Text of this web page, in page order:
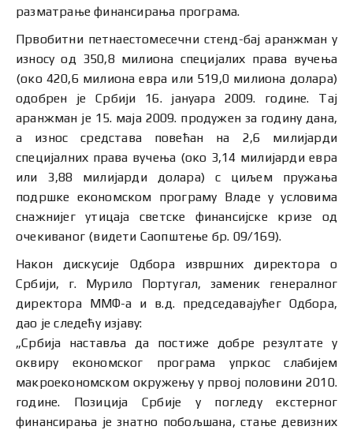
разматрање финансирања програма.
Првобитни петнаестомесечни стенд-бај аранжман у
износу од 350,8 милиона специјалих права вучења
(око 420,6 милиона евра или 519,0 милиона долара)
одобрен је Србији 16. јануара 2009. године. Тај
аранжман је 15. маја 2009. продужен за годину дана,
а износ средстава повећан на 2,6 милијарди
специјалних права вучења (око 3,14 милијарди евра
или 3,88 милијарди долара) с циљем пружања
подршке економском програму Владе у условима
снажнијег утицаја светске финансијске кризе од
очекиваног (видети Саопштење бр. 09/169).
Након дискусије Одбора извршних директора о
Србији, г. Мурило Португал, заменик генералног
директора ММФ-а и в.д. председавајућег Одбора,
дао је следећу изјаву:
„Србија наставља да постиже добре резултате у
оквиру економског програма упркос слабијем
макроекономском окружењу у првој половини 2010.
године. Позиција Србије у погледу екстерног
финансирања је знатно побољшана, стање девизних